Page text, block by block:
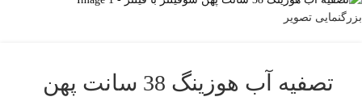
بزرگنمایی تصویر
تصفیه آب هوزینگ 38 سانت پهن